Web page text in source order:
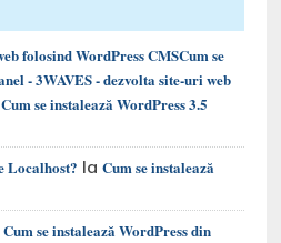
folosind WordPress CMSCum se
- 3WAVES - dezvolta site-uri web
Cum se instalează WordPress 3.5
Localhost? laCum se instalează
Cum se instalează WordPress din